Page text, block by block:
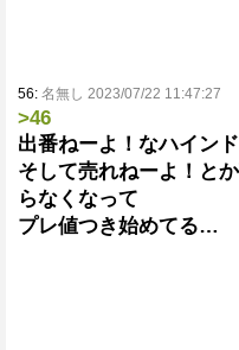
56: 名無し 2023/07/22 11:47:27
>46
出番ねーよ！なハイン
そして売れねーよ！と
らなくなって
プレ値つき始めてる…